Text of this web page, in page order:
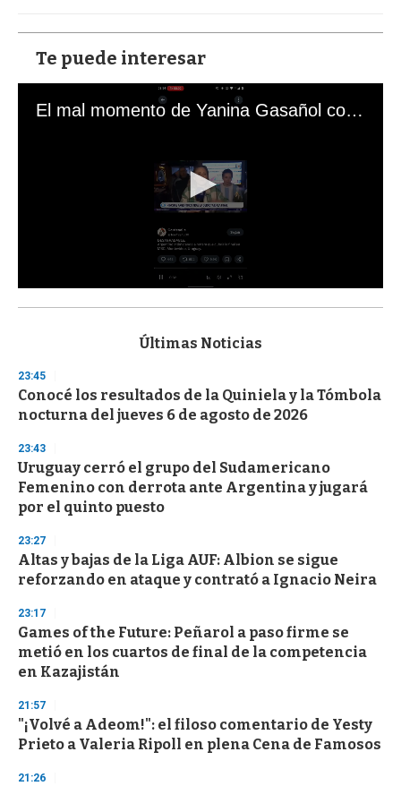
Te puede interesar
El mal momento de Yanina Gasañol con un hincha argentino en "Subrayado"
s
d
s
o
f
3
s
e
c
o
d
s
Últimas Noticias
23:45
Conocé los resultados de la Quiniela y la Tómbola
nocturna del jueves 6 de agosto de 2026
23:43
Uruguay cerró el grupo del Sudamericano
Femenino con derrota ante Argentina y jugará
por el quinto puesto
23:27
Altas y bajas de la Liga AUF: Albion se sigue
reforzando en ataque y contrató a Ignacio Neira
23:17
Games of the Future: Peñarol a paso firme se
metió en los cuartos de final de la competencia
en Kazajistán
21:57
"¡Volvé a Adeom!": el filoso comentario de Yesty
Prieto a Valeria Ripoll en plena Cena de Famosos
21:26